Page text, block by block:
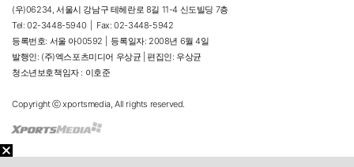
(우)06234, 서울시 강남구 테헤란로 8길 11-4 신도빌딩 7층
Tel: 02-3448-5940 |
Fax: 02-3448-5942
등록번호: 서울 아00592 |
등록일자: 2008년 6월 4일
발행인: (주)엑스포츠미디어 우상균 | 편집인: 우상균
청소년보호책임자 : 이호준
Copyright ⓒ xportsmedia, All rights reserved.